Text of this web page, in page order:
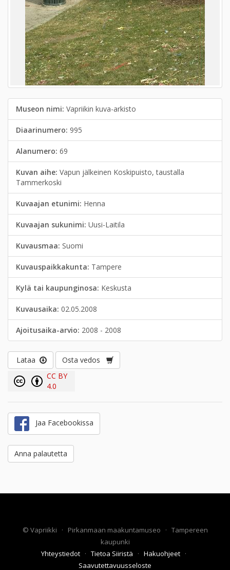
Museon nimi: Vapriikin kuva-arkisto
Diaarinumero: 995
Alanumero: 69
Kuvan aihe: Vapun jälkeinen Koskipuisto, taustalla
Tammerkoski
Kuvaajan etunimi: Henna
Kuvaajan sukunimi: Uusi-Laitila
Kuvausmaa: Suomi
Kuvauspaikkakunta: Tampere
Kylä tai kaupunginosa: Keskusta
Kuvausaika: 02.05.2008
Ajoitusaika-arvio: 2008 - 2008
Lataa
Osta vedos
CC BY
4.0
Jaa Facebookissa
Anna palautetta
© Vapriikki · Pirkanmaan maakuntamuseo · Tampereen
kaupunki
Yhteystiedot · Tietoa Siiristä · Hakuohjeet ·
Saavutettavuusseloste